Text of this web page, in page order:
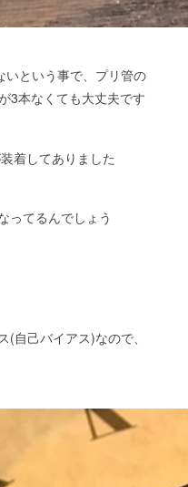
いという事で、プリ管の
3本なくても大丈夫です
着してありました
ってるんでしょう
自己バイアス)なので、